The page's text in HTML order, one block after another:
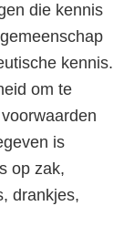
die kennis
kennis.
om te
is
op zak,
drankjes,